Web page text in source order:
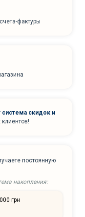
фактуры
система скидок и
постоянную
накопления:
грн